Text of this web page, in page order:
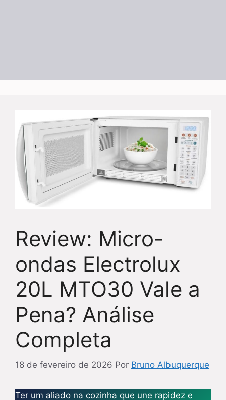
Review: Micro-
ondas Electrolux
20L MTO30 Vale a
Pena? Análise
Completa
18 de fevereiro de 2026 Por Bruno Albuquerque
Ter um aliado na cozinha que une rapidez e